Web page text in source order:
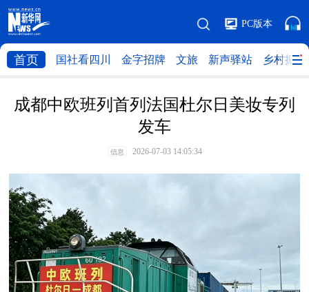
PC版本
首页 国社看四川 金字招牌 文旅 新声驿站 乡村振兴
成都中欧班列首列法国杜尔日美妆专列
发车
信息 2026-07-03 14:05:34